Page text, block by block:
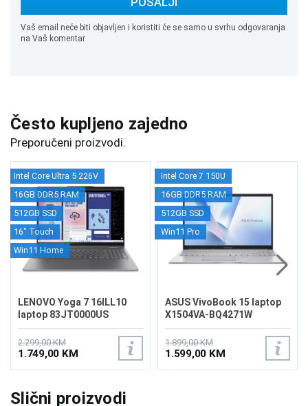
Vaš email neće biti objavljen i koristiti će se samo u svrhu odgovaranja
na Vaš komentar
Često kupljeno zajedno
Preporučeni proizvodi.
Intel Core Ultra 5 226V
16GB DDR5 RAM
512GB SSD
16" Touch
Win11 Home
LENOVO Yoga 7 16ILL10
laptop 83JT0000US
2.299,00 KM
1.749,00 KM
Intel Core 7 150U
16GB DDR5 RAM
512GB SSD
Win11 Pro
ASUS VivoBook 15 laptop
X1504VA-BQ4271W
1.899,00 KM
1.599,00 KM
Slični proizvodi